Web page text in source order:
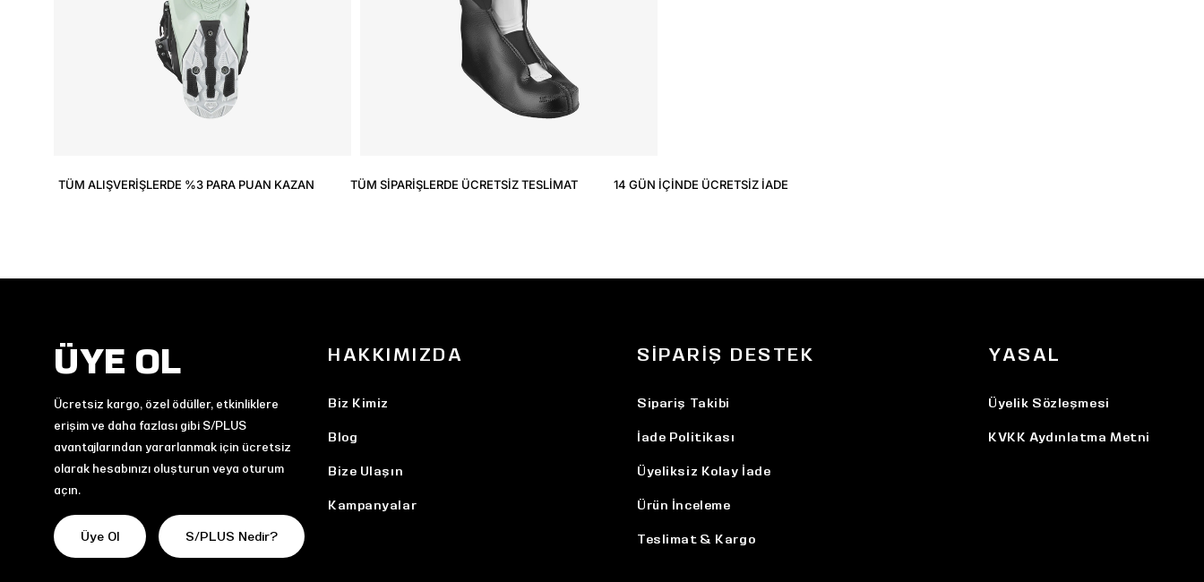
TÜM ALIŞVERIŞLERDE %3 PARA PUAN KAZAN TÜM SIPARIŞLERDE ÜCRETSIZ TESLIMAT 14 GÜN IÇINDE ÜCRETSIZ IADE
ÜYE OL
Ücretsiz kargo, özel ödüller, etkinliklere
erişim ve daha fazlası gibi S/PLUS
avantajlarından yararlanmak için ücretsiz
olarak hesabınızı oluşturun veya oturum
açın.
Üye Ol S/PLUS Nedir?
HAKKIMIZDA
Biz Kimiz
Blog
Bize Ulaşın
Kampanyalar
SIPARIŞ DESTEK
Sipariş Takibi
İade Politikası
Üyeliksiz Kolay İade
Ürün İnceleme
Teslimat & Kargo
YASAL
Üyelik Sözleşmesi
KVKK Aydınlatma Metni